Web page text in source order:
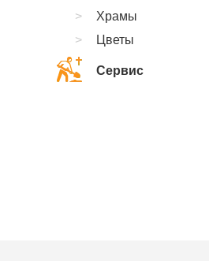
Храмы
Цветы
Сервис